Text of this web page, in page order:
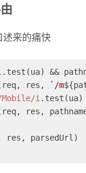
述来的痛快
.test(ua) &&
res,
`/m
i .test(ua)
res,
res, parsedUrl)